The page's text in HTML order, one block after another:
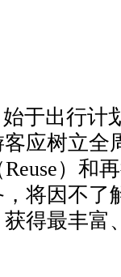
于出行计
应树立全
）和
将因不了
得最丰富